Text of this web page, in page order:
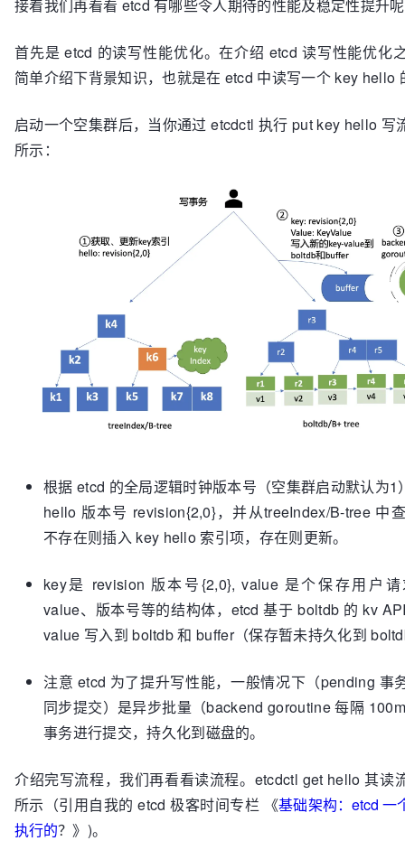
接着我们再看看 etcd 有哪些令人期待的性能及稳定性提升
首先是 etcd 的读写性能优化。在介绍 etcd 读写性能优化
简单介绍下背景知识，也就是在 etcd 中读写一个 key hello
启动一个空集群后，当你通过 etcdctl 执行 put key hello 写
所示：
根据 etcd 的全局逻辑时钟版本号（空集群启动默认为1
hello 版本号 revision{2,0}，并从treeIndex/B-tree 中
不存在则插入 key hello 索引项，存在则更新。
key是 revision 版本号{2,0}, value 是个保存用户
value、版本号等的结构体，etcd 基于 boltdb 的 kv
value 写入到 boltdb 和 buffer（保存暂未持久化到
注意 etcd 为了提升写性能，一般情况下（pending 事
同步提交）是异步批量（backend goroutine 每隔
事务进行提交，持久化到磁盘的。
介绍完写流程，我们再看看读流程。etcdctl get hello 其读
所示（引用自我的 etcd 极客时间专栏 《基础架构：etcd 一
执行的？》)。